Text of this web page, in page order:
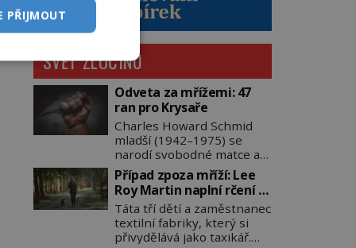
SVĚT ZLOČINU
Odveta za mřížemi: 47
ran pro Krysaře
Charles Howard Schmid
mladší (1942–1975) se
narodí svobodné matce a
adoptují ho provozovatelé
pečovatelského domu
Charles a Katharine
Schmidovi. Synek jim
mnoho radosti nepřinese.
Mezi přáteli v arizonském
Případ zpoza mříží: Lee
Roy Martin naplní rčení o
volání do lesa
Táta tří dětí a zaměstnanec
textilní fabriky, který si
přivydělává jako taxikář.
PŘIJMOUT